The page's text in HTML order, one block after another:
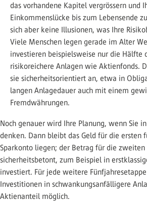
das vorhandene Kapitel vergrössern und
Einkommenslücke bis zum Lebensende
sich aber keine Illusionen, was Ihre
Viele Menschen legen gerade im Alter
investieren beispielsweise nur die Hälfte
risikoreichere Anlagen wie Aktienfonds.
sie sicherheitsorientiert an, etwa in
langen Anlagedauer auch mit einem
Fremdwährungen.
Noch genauer wird Ihre Planung, wenn Sie in
denken. Dann bleibt das Geld für die ersten
Sparkonto liegen; der Betrag für die
sicherheitsbetont, zum Beispiel in
investiert. Für jede weitere
Investitionen in schwankungsanfälligere
Aktienanteil möglich.